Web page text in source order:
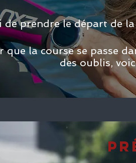
de prendre le départ de la
que la course se passe
des oublis,